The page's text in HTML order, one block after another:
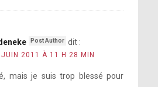
dit :
2011 À 11 H 28 MIN
mais je suis trop blessé pour